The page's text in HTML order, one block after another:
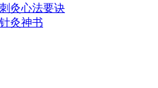
灸心法要诀
灸神书